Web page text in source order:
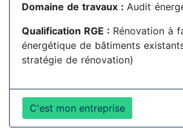
Domaine de travaux : Audit
Qualification RGE : Rénovation à
énergétique de bâtiments
stratégie de rénovation)
C'est mon entreprise